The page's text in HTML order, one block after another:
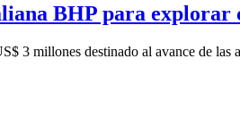
BHP para explorar
3 millones destinado al avance de las